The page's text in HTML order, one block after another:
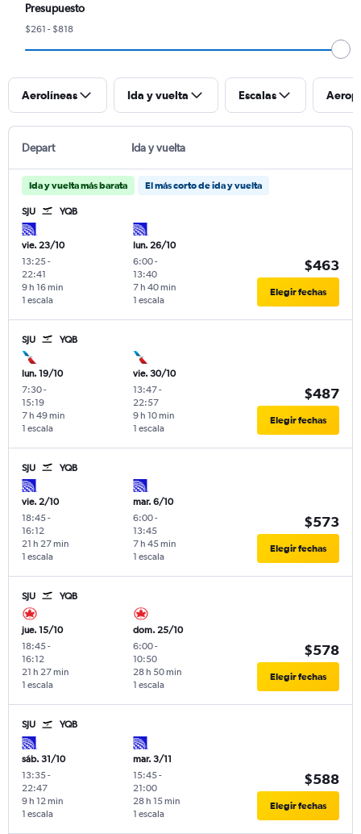
Presupuesto
$261 - $818
Aerolíneas Ida y vuelta Escalas
Depart Ida y vuelta
Ida y vuelta más barata El más corto de ida y vuelta
SJU YQB
vie. 23/10
13:25-
22:41
1 escala
9 h 16 min
lun. 26/10
6:00-
13:40
1 escala
7 h 40 min
$463
Elegir fechas
SJU YQB
lun. 19/10
7:30-
15:19
1 escala
7 h 49 min
vie. 30/10
13:47-
22:57
1 escala
9 h 10 min
$487
Elegir fechas
SJU YQB
vie. 2/10
18:45-
16:12
1 escala
21 h 27 min
mar. 6/10
6:00-
13:45
1 escala
7 h 45 min
$573
Elegir fechas
SJU YQB
jue. 15/10
18:45-
16:12
1 escala
21 h 27 min
dom. 25/10
6:00-
10:50
1 escala
28 h 50 min
$578
Elegir fechas
SJU YQB
sáb. 31/10
13:35-
22:47
1 escala
9 h 12 min
mar. 3/11
15:45-
21:00
1 escala
28 h 15 min
$588
Elegir fechas